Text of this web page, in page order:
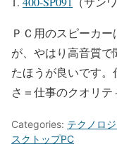
ＰＣ用のスピーカ
が、やはり高音質
たほうが良いです
さ＝仕事のクオリテ
Categories: テクノロ
スクトップPC